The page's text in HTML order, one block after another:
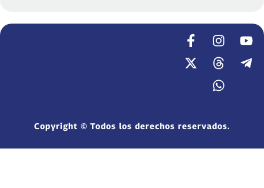
Copyright © Todos los derechos reservados.